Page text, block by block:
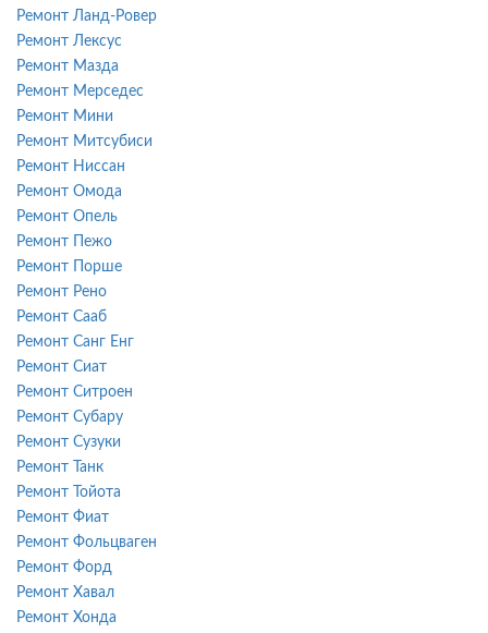
Ремонт Ланд-Ровер
Ремонт Лексус
Ремонт Мазда
Ремонт Мерседес
Ремонт Мини
Ремонт Митсубиси
Ремонт Ниссан
Ремонт Омода
Ремонт Опель
Ремонт Пежо
Ремонт Порше
Ремонт Рено
Ремонт Сааб
Ремонт Санг Енг
Ремонт Сиат
Ремонт Ситроен
Ремонт Субару
Ремонт Сузуки
Ремонт Танк
Ремонт Тойота
Ремонт Фиат
Ремонт Фольцваген
Ремонт Форд
Ремонт Хавал
Ремонт Хонда